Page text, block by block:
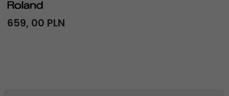
659, 00 PLN